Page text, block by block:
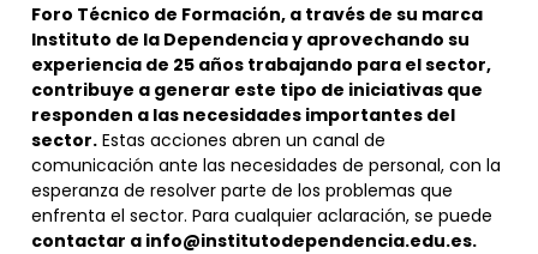
Foro Técnico de Formación, a través de su marca
Instituto de la Dependencia y aprovechando su
experiencia de 25 años trabajando para el sector,
contribuye a generar este tipo de iniciativas que
responden a las necesidades importantes del
sector. Estas acciones abren un canal de
comunicación ante las necesidades de personal, con la
esperanza de resolver parte de los problemas que
enfrenta el sector. Para cualquier aclaración, se puede
contactar a info@institutodependencia.edu.es.